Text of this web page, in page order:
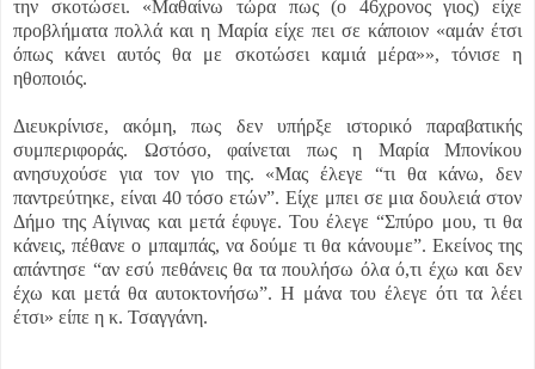
την σκοτώσει. «Μαθαίνω τώρα πως (ο 46χρονος γιος) είχε
προβλήματα πολλά και η Μαρία είχε πει σε κάποιον «αμάν έτσι
όπως κάνει αυτός θα με σκοτώσει καμιά μέρα»», τόνισε η
ηθοποιός.
Διευκρίνισε, ακόμη, πως δεν υπήρξε ιστορικό παραβατικής
συμπεριφοράς. Ωστόσο, φαίνεται πως η Μαρία Μπονίκου
ανησυχούσε για τον γιο της. «Μας έλεγε “τι θα κάνω, δεν
παντρεύτηκε, είναι 40 τόσο ετών”. Είχε μπει σε μια δουλειά στον
Δήμο της Αίγινας και μετά έφυγε. Του έλεγε “Σπύρο μου, τι θα
κάνεις, πέθανε ο μπαμπάς, να δούμε τι θα κάνουμε”. Εκείνος της
απάντησε “αν εσύ πεθάνεις θα τα πουλήσω όλα ό,τι έχω και δεν
έχω και μετά θα αυτοκτονήσω”. Η μάνα του έλεγε ότι τα λέει
έτσι» είπε η κ. Τσαγγάνη.